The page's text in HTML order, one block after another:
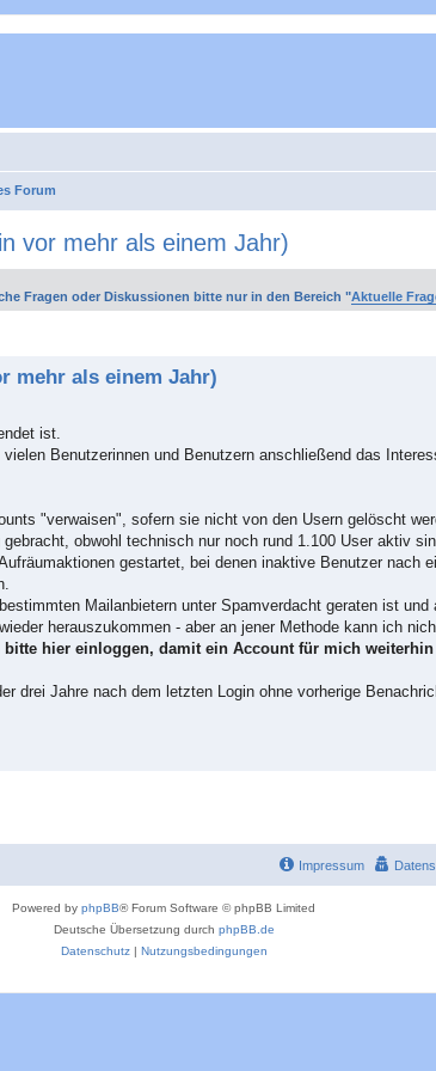
Forum
vor mehr als einem Jahr)
Fragen oder Diskussionen bitte nur in den Bereich "Aktuelle
mehr als einem Jahr)
ist.
Benutzerinnen und Benutzern anschließend das
"verwaisen", sofern sie nicht von den Usern gelöscht
obwohl technisch nur noch rund 1.100 User aktiv
gestartet, bei denen inaktive Benutzer nach
Mailanbietern unter Spamverdacht geraten ist
herauszukommen - aber an jener Methode kann ich
hier einloggen, damit ein Account für mich
drei Jahre nach dem letzten Login ohne vorherige
Impressum
Powered by phpBB® Forum Software © phpBB Limited
Deutsche Übersetzung durch phpBB.de
Datenschutz| Nutzungsbedingungen